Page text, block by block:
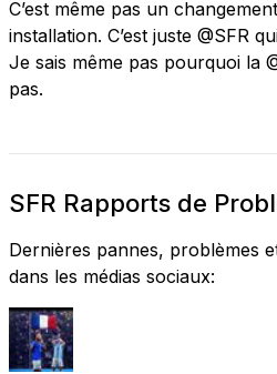
C’est même pas un
installation. C’est juste @SFR
Je sais même pas pourquoi la
pas.
SFR Rapports de
Dernières pannes, problèmes
dans les médias sociaux: